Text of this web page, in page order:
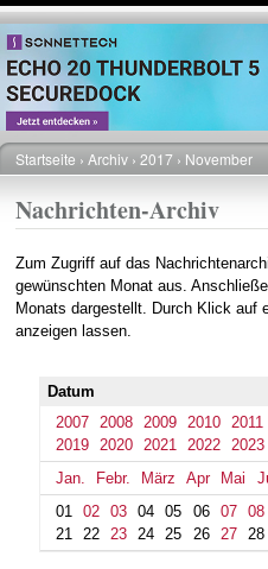
Direkt
zum
Inhalt
Pfadnavigation
Startseite Archiv 2017 November
Nachrichten-Archiv
Zum Zugriff auf das
gewünschten Monat aus.
Monats dargestellt. Durch Klick auf
anzeigen lassen.
Datum
2007
2008 2009 2010
2011
2019
2020 2021 2022
2023
Jan.
Febr. März Apr Mai
01
02 03 04 05 06 07
08
21
22 23 24 25 26 27 28